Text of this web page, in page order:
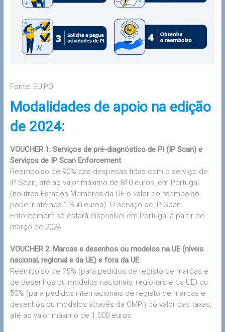
Fonte: EUIPO
Modalidades de apoio na edição
de 2024:
VOUCHER 1: Serviços de pré-diagnóstico de PI (IP Scan) e
Serviços de IP Scan Enforcement
Reembolso de 90% das despesas tidas com o serviço de
IP Scan, até ao valor máximo de 810 euros, em Portugal
(noutros Estados-Membros da UE o valor do reembolso
pode ir até aos 1.350 euros). O serviço de IP Scan
Enforcement só estará disponível em Portugal a partir de
março de 2024.
VOUCHER 2: Marcas e desenhos ou modelos na UE (níveis
nacional, regional e da UE) e fora da UE
Reembolso de 75% (para pedidos de registo de marcas e
de desenhos ou modelos nacionais, regionais e da UE) ou
50% (para pedidos internacionais de registo de marcas e
desenhos ou modelos através da OMPI) do valor das taxas,
até ao valor máximo de 1.000 euros.